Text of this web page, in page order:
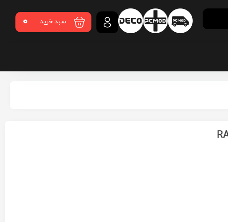
سبد خرید 0